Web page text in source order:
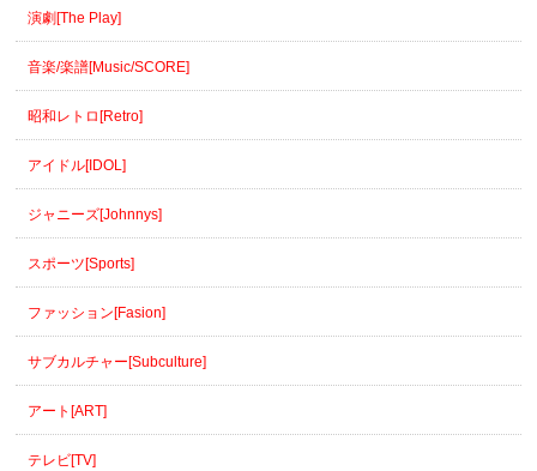
演劇[The Play]
音楽/楽譜[Music/SCORE]
昭和レトロ[Retro]
アイドル[IDOL]
ジャニーズ[Johnnys]
スポーツ[Sports]
ファッション[Fasion]
サブカルチャー[Subculture]
アート[ART]
テレビ[TV]